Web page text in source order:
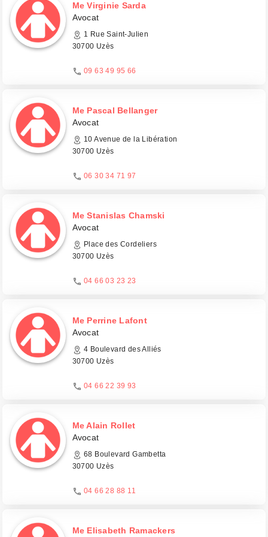
Me Virginie Sarda
Avocat
1 Rue Saint-Julien
30700 Uzès
09 63 49 95 66
Me Pascal Bellanger
Avocat
10 Avenue de la Libération
30700 Uzès
06 30 34 71 97
Me Stanislas Chamski
Avocat
Place des Cordeliers
30700 Uzès
04 66 03 23 23
Me Perrine Lafont
Avocat
4 Boulevard des Alliés
30700 Uzès
04 66 22 39 93
Me Alain Rollet
Avocat
68 Boulevard Gambetta
30700 Uzès
04 66 28 88 11
Me Elisabeth Ramackers